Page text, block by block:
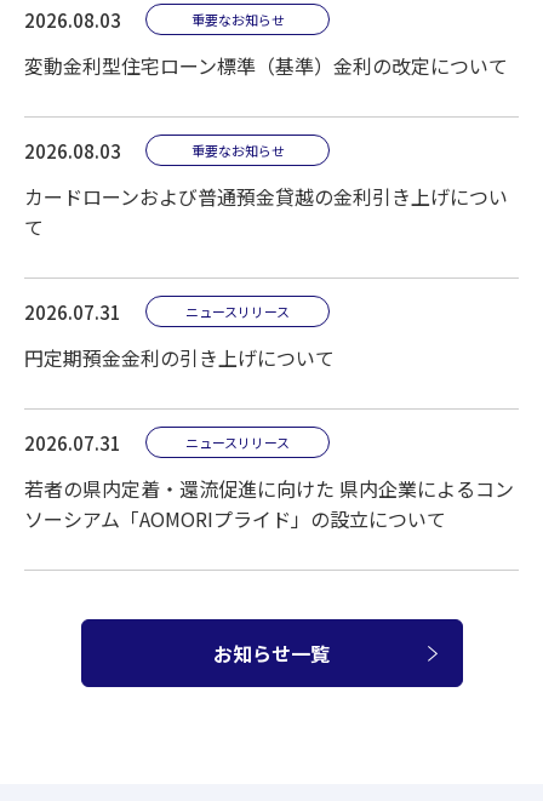
フリーローン
住宅サポートローン
シルバーローン
空き家利活用ローン
保険商品
保険商品一覧
個人年金保険
終身保険
医療保険・がん保険
養老保険
自動車保険
海外旅行保険
当行における保険募集について
2026.08.03 重要なお知らせ
変動金利型住宅ローン標準（基準）金利の改定について
2026.08.03 重要なお知らせ
カードローンおよび普通預金貸越の金利引き上げについ
て
2026.07.31 ニュースリリース
円定期預金金利の引き上げについて
2026.07.31 ニュースリリース
若者の県内定着・還流促進に向けた 県内企業によるコン
ソーシアム「AOMORIプライド」の設立について
お知らせ一覧